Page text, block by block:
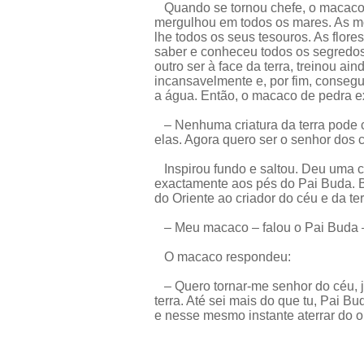
Quando se tornou chefe, o
mergulhou em todos os mares. As
lhe todos os seus tesouros. As
saber e conheceu todos os
outro ser à face da terra, treinou
incansavelmente e, por fim,
a água. Então, o macaco de pedra
– Nenhuma criatura da terra pode
elas. Agora quero ser o senhor dos
Inspirou fundo e saltou. Deu uma
exactamente aos pés do Pai Buda.
do Oriente ao criador do céu e da
– Meu macaco – falou o Pai Buda
O macaco respondeu:
– Quero tornar-me senhor do céu,
terra. Até sei mais do que tu, Pai
e nesse mesmo instante aterrar do